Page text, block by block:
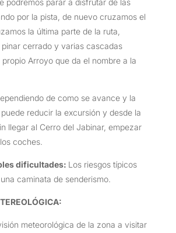
por la pista, de nuevo cruzamos el
la última parte de la ruta,
cerrado y varias cascadas
Arroyo que da el nombre a la
de como se avance y la
reducir la excursión y desde la
llegar al Cerro del Jabinar, empezar
coches.
dificultades: Los riesgos típicos
caminata de senderismo.
meteorológica de la zona a visitar